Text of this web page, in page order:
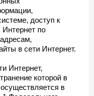
доступ к
Интернет по
в сети Интернет.
Интернет,
которой в
в